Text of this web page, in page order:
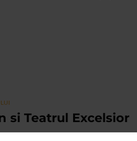
si Teatrul Excelsior